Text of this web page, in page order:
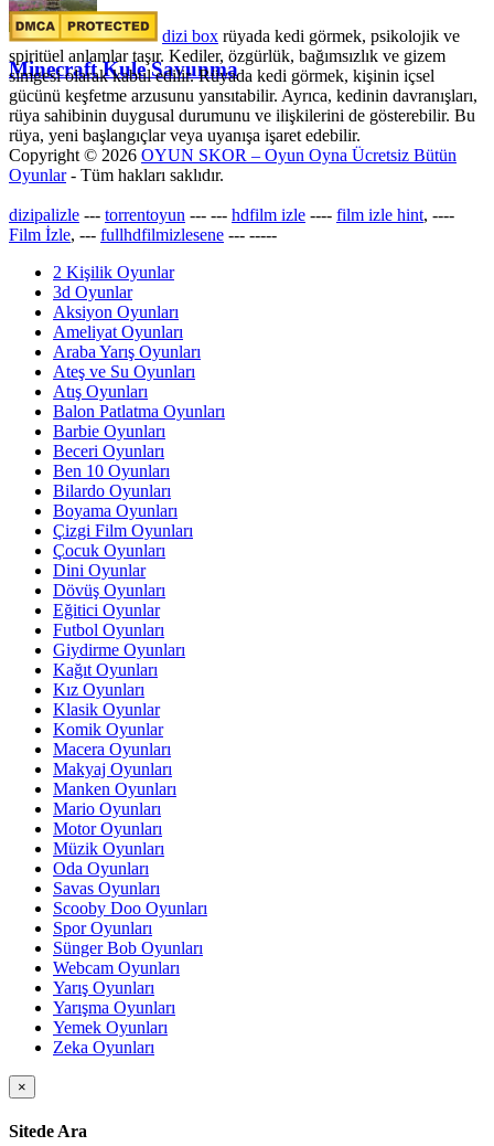
Minecraft Kule Savunma
dizi box rüyada kedi görmek​, psikolojik ve
spiritüel anlamlar taşır. Kediler, özgürlük, bağımsızlık ve gizem
simgesi olarak kabul edilir. Rüyada kedi görmek, kişinin içsel
gücünü keşfetme arzusunu yansıtabilir. Ayrıca, kedinin davranışları,
rüya sahibinin duygusal durumunu ve ilişkilerini de gösterebilir. Bu
rüya, yeni başlangıçlar veya uyanışa işaret edebilir.
Copyright © 2026 OYUN SKOR – Oyun Oyna Ücretsiz Bütün
Oyunlar- Tüm hakları saklıdır.
dizipalizle --- torrentoyun --- --- hdfilm izle ---- film izle hint, ----
Film İzle, --- fullhdfilmizlesene --- -----
2 Kişilik Oyunlar
3d Oyunlar
Aksiyon Oyunları
Ameliyat Oyunları
Araba Yarış Oyunları
Ateş ve Su Oyunları
Atış Oyunları
Balon Patlatma Oyunları
Barbie Oyunları
Beceri Oyunları
Ben 10 Oyunları
Bilardo Oyunları
Boyama Oyunları
Çizgi Film Oyunları
Çocuk Oyunları
Dini Oyunlar
Dövüş Oyunları
Eğitici Oyunlar
Futbol Oyunları
Giydirme Oyunları
Kağıt Oyunları
Kız Oyunları
Klasik Oyunlar
Komik Oyunlar
Macera Oyunları
Makyaj Oyunları
Manken Oyunları
Mario Oyunları
Motor Oyunları
Müzik Oyunları
Oda Oyunları
Savas Oyunları
Scooby Doo Oyunları
Spor Oyunları
Sünger Bob Oyunları
Webcam Oyunları
Yarış Oyunları
Yarışma Oyunları
Yemek Oyunları
Zeka Oyunları
×
Sitede Ara